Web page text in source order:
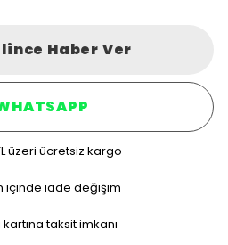
Haber Ver
üzeri ücretsiz kargo
içinde iade değişim
taksit imkanı